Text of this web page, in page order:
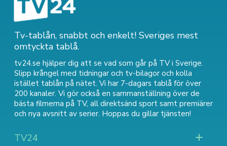
Tv-tablån, snabbt och enkelt! Sveriges mest
omtyckta tablå.
tv24.se hjälper dig att se vad som går på TV i Sverige.
Slipp krångel med tidningar och tv-bilagor och kolla
istället tablån på nätet. Vi har 7-dagars tablå för över
200 kanaler. Vi gör också en sammanställning över de
bästa filmerna på TV, all direktsänd sport samt premiärer
och nya avsnitt av serier. Hoppas du gillar tjänsten!
TV24